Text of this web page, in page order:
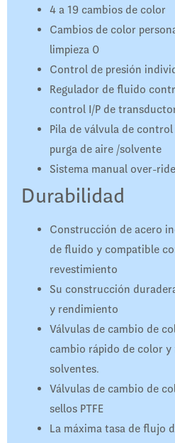
4 a 19 cambios de color
Cambios de color
limpieza 0
Control de presión
Regulador de fluido
control I/P de
Pila de válvula de
purga de aire /solvente
Sistema manual over-
Durabilidad
Construcción de acero
de fluido y compatible
revestimiento
Su construcción
y rendimiento
Válvulas de cambio de
cambio rápido de color
solventes.
Válvulas de cambio de
sellos PTFE
La máxima tasa de flujo